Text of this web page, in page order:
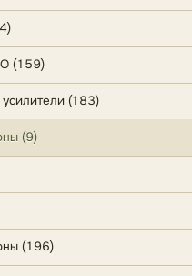
(159)
(183)
(9)
(196)